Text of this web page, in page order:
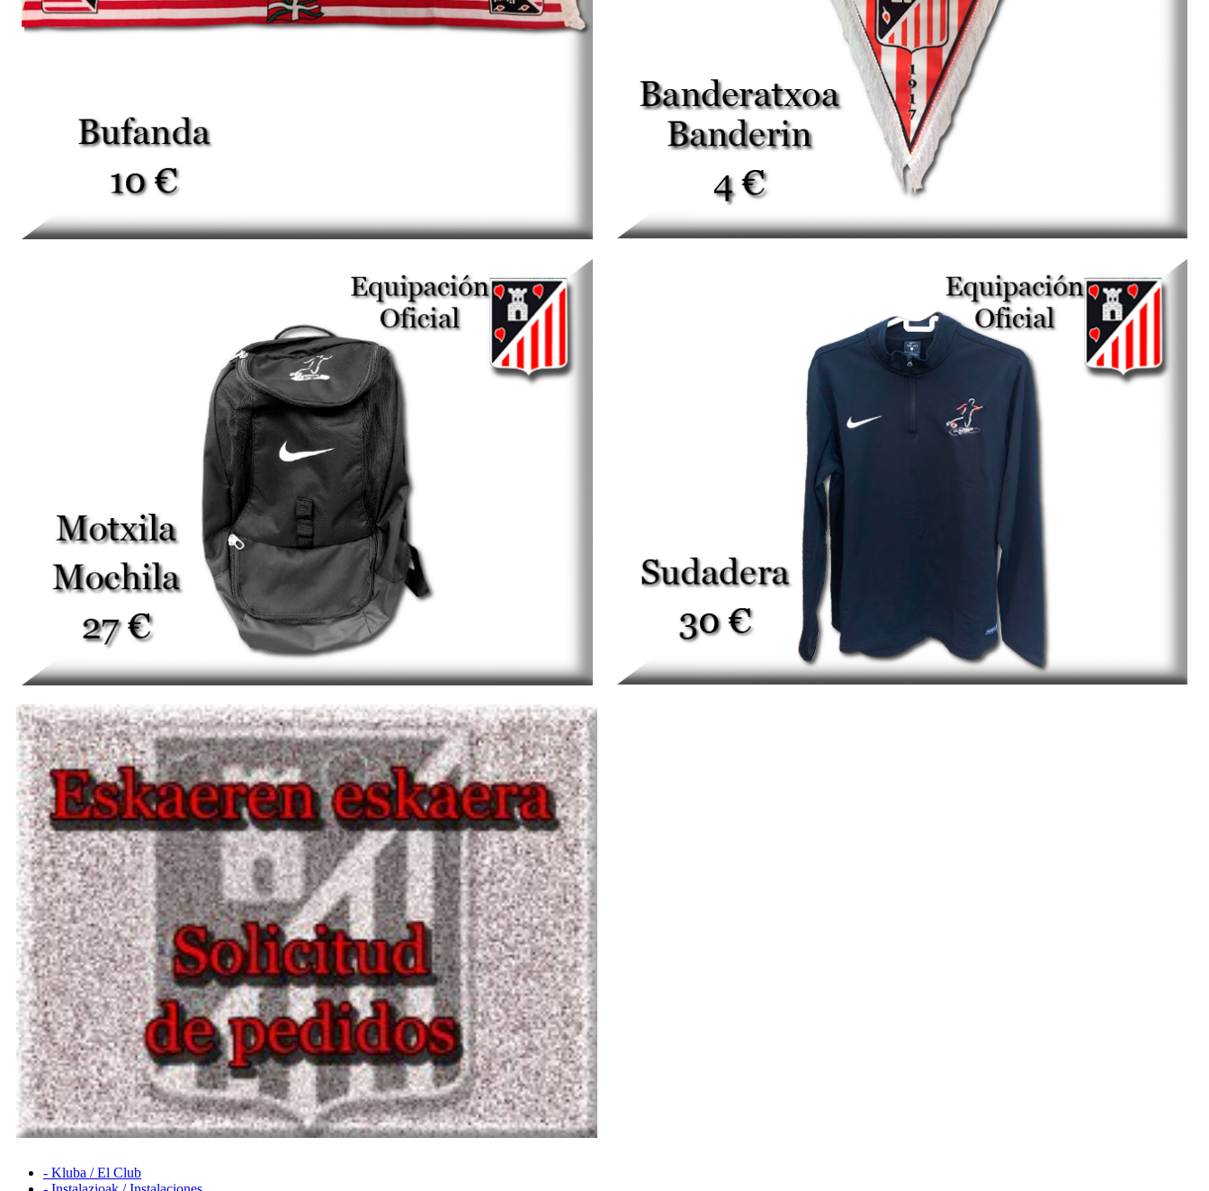
- Kluba / El Club